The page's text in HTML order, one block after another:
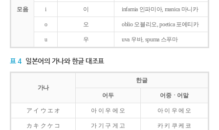
모음 i 이 infamia 인파미아, manica 마니카
o 오 oblio 오블리오, poetica 포에티카
u 우 uva 우바, spuma 스푸마
표 4 일본어의 가나와 한글 대조표
가나
한글
어두 어중ㆍ어말
ア イ ウ エ オ 아 이 우 에 오 아 이 우 에 오
カ キ ク ケ コ 가 기 구 게 고 카 키 쿠 케 코